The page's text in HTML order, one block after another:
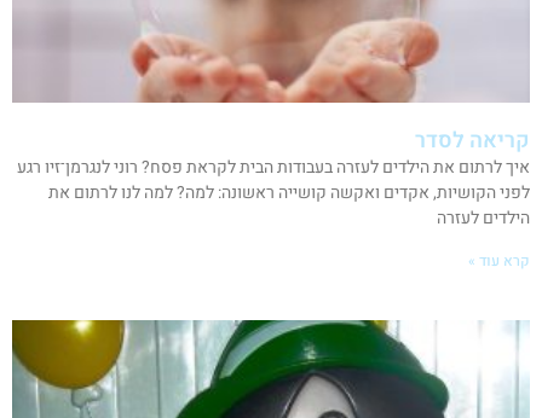
קריאה לסדר
איך לרתום את הילדים לעזרה בעבודות הבית לקראת פסח? רוני לנגרמן־זיו רגע
לפני הקושיות, אקדים ואקשה קושייה ראשונה: למה? למה לנו לרתום את
הילדים לעזרה
קרא עוד »